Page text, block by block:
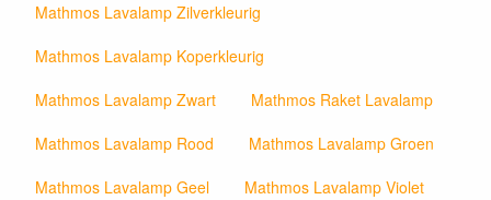
Mathmos Lavalamp Zilverkleurig
Mathmos Lavalamp Koperkleurig
Mathmos Lavalamp Zwart
Mathmos Raket Lavalamp
Mathmos Lavalamp Rood
Mathmos Lavalamp Groen
Mathmos Lavalamp Geel
Mathmos Lavalamp Violet